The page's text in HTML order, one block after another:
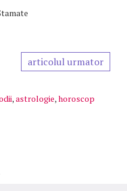
articolul urmator
,astrologie,horoscop